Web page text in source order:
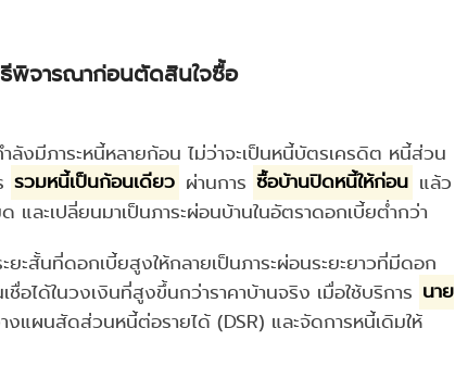
พิจารณาก่อนตัดสินใจซื้อ
งมีภาระหนี้หลายก้อน ไม่ว่าจะเป็นหนี้บัตรเครดิต หนี้ส่วน
รวมหนี้เป็นก้อนเดียว ผ่านการ ซื้อบ้านปิดหนี้ให้ก่อน แล้ว
และเปลี่ยนมาเป็นภาระผ่อนบ้านในอัตราดอกเบี้ยต่ำกว่า
ยะสั้นที่ดอกเบี้ยสูงให้กลายเป็นภาระผ่อนระยะยาวที่มีดอก
อได้ในวงเงินที่สูงขึ้นกว่าราคาบ้านจริง เมื่อใช้บริการ นาย
แผนสัดส่วนหนี้ต่อรายได้ (DSR) และจัดการหนี้เดิมให้